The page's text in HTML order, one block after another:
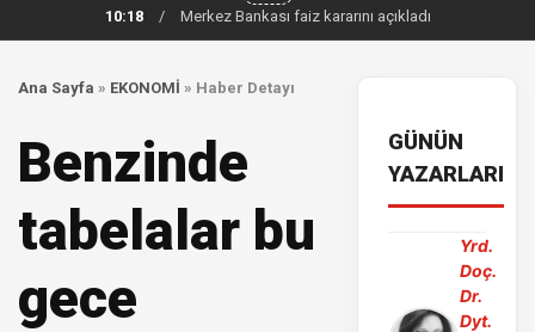
10:18
/ Merkez Bankası faiz kararını açıkladı
Ana Sayfa » EKONOMİ » Haber Detayı
Benzinde
tabelalar bu
gece
GÜNÜN
YAZARLARI
Yrd.
Doç.
Dr.
Dyt.